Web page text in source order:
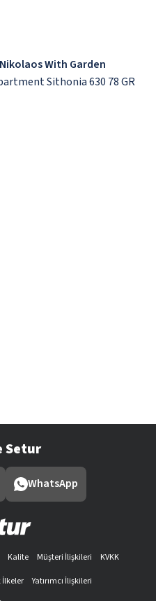
With Garden
Sithonia 630 78 GR
Setur
WhatsApp
Kalite Müşteri İlişkileri
KVKK
İlkeler
Yatırımcı İlişkileri